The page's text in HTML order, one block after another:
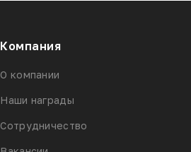
Компания
О компании
Наши награды
Сотрудничество